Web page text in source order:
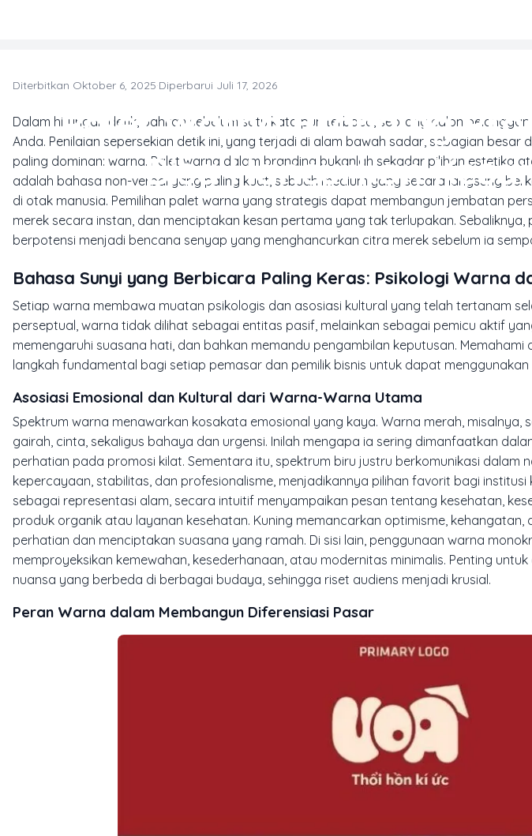
Palet Warna Branding
Bisa Hancurkan
Diterbitkan Oktober 6, 2025·Diperbarui Juli 17, 2026
Dalam hitungan detik, bahkan sebelum satu kata pun terbaca, seorang calon
Anda. Penilaian sepersekian detik ini, yang terjadi di alam bawah sadar, sebagian besar
paling dominan: warna. Palet warna dalam branding bukanlah sekadar pilihan estetika
adalah bahasa non-verbal yang paling kuat, sebuah medium yang secara langsung
di otak manusia. Pemilihan palet warna yang strategis dapat membangun jembatan
merek secara instan, dan menciptakan kesan pertama yang tak terlupakan.
berpotensi menjadi bencana senyap yang menghancurkan citra merek sebelum ia
Bahasa Sunyi yang Berbicara Paling Keras: Psikologi Warna
Setiap warna membawa muatan psikologis dan asosiasi kultural yang telah tertanam
perseptual, warna tidak dilihat sebagai entitas pasif, melainkan sebagai pemicu aktif
memengaruhi suasana hati, dan bahkan memandu pengambilan keputusan.
langkah fundamental bagi setiap pemasar dan pemilik bisnis untuk dapat
Asosiasi Emosional dan Kultural dari Warna-Warna Utama
Spektrum warna menawarkan kosakata emosional yang kaya. Warna merah, misalnya,
gairah, cinta, sekaligus bahaya dan urgensi. Inilah mengapa ia sering dimanfaatkan
perhatian pada promosi kilat. Sementara itu, spektrum biru justru berkomunikasi dalam
kepercayaan, stabilitas, dan profesionalisme, menjadikannya pilihan favorit bagi institusi
sebagai representasi alam, secara intuitif menyampaikan pesan tentang kesehatan,
produk organik atau layanan kesehatan. Kuning memancarkan optimisme, kehangatan,
perhatian dan menciptakan suasana yang ramah. Di sisi lain, penggunaan warna
memproyeksikan kemewahan, kesederhanaan, atau modernitas minimalis. Penting
nuansa yang berbeda di berbagai budaya, sehingga riset audiens menjadi krusial.
Peran Warna dalam Membangun Diferensiasi Pasar